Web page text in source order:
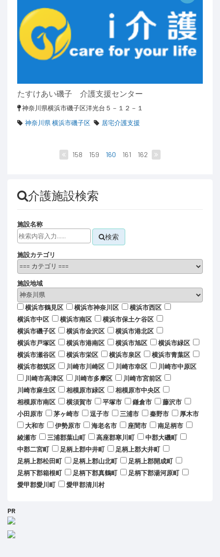
たすけあい磯子 介護支援センター
神奈川県横浜市磯子区洋光台５－１２－１
神奈川県 横浜市磯子区
居宅介護支援
158 159 160 161 162
介護施設検索
施設名称
検索
施設カテゴリ
施設地域
横浜市鶴見区 横浜市神奈川区
横浜市西区
横浜市中区
横浜市南区
横浜市保土ケ谷区
横浜市磯子区
横浜市金沢区
横浜市港北区
横浜市戸塚区
横浜市港南区 横浜市旭区
横浜市緑区
横浜市瀬谷区
横浜市栄区 横浜市泉区
横浜市青葉区
横浜市都筑区
川崎市川崎区 川崎市幸区
川崎市中原区
川崎市高津区
川崎市多摩区
川崎市宮前区
川崎市麻生区
相模原市緑区
相模原市中央区
相模原市南区
横須賀市 平塚市 鎌倉市
藤沢市
小田原市
茅ヶ崎市 逗子市 三浦市 秦野市
厚木市
大和市
伊勢原市 海老名市 座間市
南足柄市
綾瀬市
三浦郡葉山町 高座郡寒川町
中郡大磯町
中郡二宮町
足柄上郡中井町
足柄上郡大井町
足柄上郡松田町
足柄上郡山北町
足柄上郡開成町
足柄下郡箱根町
足柄下郡真鶴町
足柄下郡湯河原町
愛甲郡愛川町
愛甲郡清川村
PR